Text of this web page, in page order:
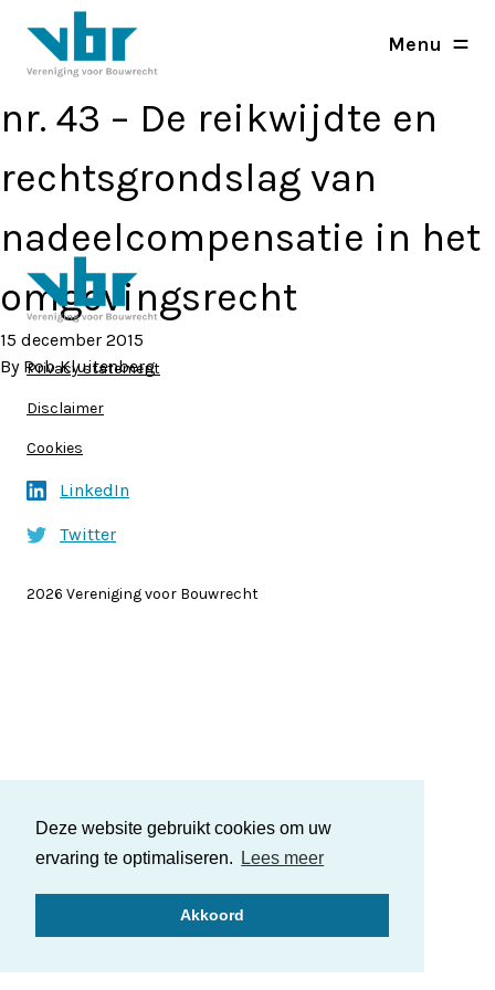
Deze website gebruikt cookies om uw
ervaring te optimaliseren.
Lees meer
Akkoord
Menu
nr. 43 – De reikwijdte en
rechtsgrondslag van
nadeelcompensatie in het
omgevingsrecht
15 december 2015
By Rob Kluitenberg
Privacy statement
Disclaimer
Cookies
LinkedIn
Twitter
2026 Vereniging voor Bouwrecht